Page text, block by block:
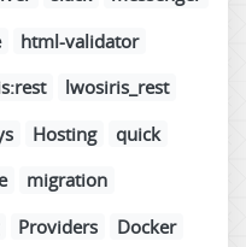
html-validator
lwosiris_rest
Hosting
quick
migration
Providers
Docker